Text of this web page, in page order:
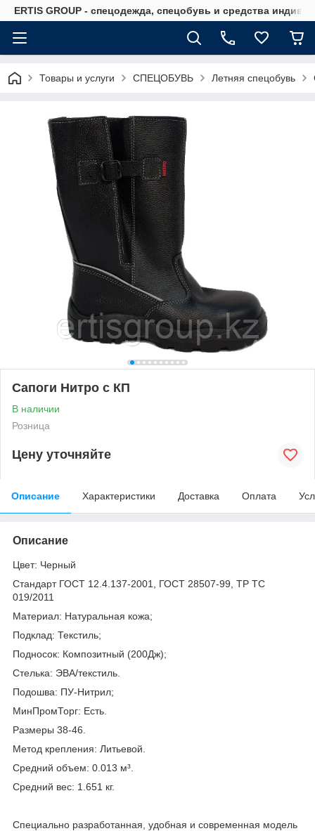
ERTIS GROUP - спецодежда, спецобувь и средства
Товары и услуги СПЕЦОБУВЬ Летняя спецобувь
Сапоги Нитро с КП
В наличии
Розница
Цену уточняйте
Описание Характеристики Доставка Оплата
Описание
Цвет: Черный
Стандарт ГОСТ 12.4.137-2001, ГОСТ 28507-99, ТР ТС
019/2011
Материал: Натуральная кожа;
Подклад: Текстиль;
Подносок: Композитный (200Дж);
Стелька: ЭВА/текстиль.
Подошва: ПУ-Нитрил;
МинПромТорг: Есть.
Размеры 38-46.
Метод крепления: Литьевой.
Средний объем: 0.013 м³.
Средний вес: 1.651 кг.
Специально разработанная, удобная и современная модель